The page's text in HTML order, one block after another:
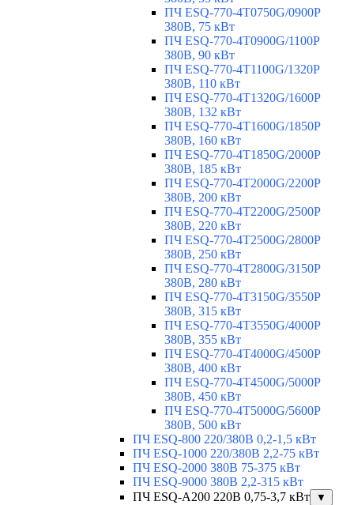
ПЧ ESQ-770-4T0750G/0900P
380В, 75 кВт
ПЧ ESQ-770-4T0900G/1100P
380В, 90 кВт
ПЧ ESQ-770-4T1100G/1320P
380В, 110 кВт
ПЧ ESQ-770-4T1320G/1600P
380В, 132 кВт
ПЧ ESQ-770-4T1600G/1850P
380В, 160 кВт
ПЧ ESQ-770-4T1850G/2000P
380В, 185 кВт
ПЧ ESQ-770-4T2000G/2200P
380В, 200 кВт
ПЧ ESQ-770-4T2200G/2500P
380В, 220 кВт
ПЧ ESQ-770-4T2500G/2800P
380В, 250 кВт
ПЧ ESQ-770-4T2800G/3150P
380В, 280 кВт
ПЧ ESQ-770-4T3150G/3550P
380В, 315 кВт
ПЧ ESQ-770-4T3550G/4000P
380В, 355 кВт
ПЧ ESQ-770-4T4000G/4500P
380В, 400 кВт
ПЧ ESQ-770-4T4500G/5000P
380В, 450 кВт
ПЧ ESQ-770-4T5000G/5600P
380В, 500 кВт
ПЧ ESQ-800 220/380В 0,2-1,5 кВт
ПЧ ESQ-1000 220/380В 2,2-75 кВт
ПЧ ESQ-2000 380В 75-375 кВт
ПЧ ESQ-9000 380В 2,2-315 кВт
ПЧ ESQ-A200 220В 0,75-3,7 кВт
▼